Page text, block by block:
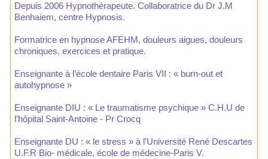
Depuis 2006 Hypnothérapeute. Collaboratrice du Dr J.M
Benhaiem, centre Hypnosis.
Formatrice en hypnose AFEHM, douleurs aigues, douleurs
chroniques, exercices et pratique.
Enseignante à l’école dentaire Paris VII : « burn-out et
autohypnose »
Enseignante DIU : « Le traumatisme psychique » C.H.U de
l’hôpital Saint-Antoine - Pr Crocq
Enseignante DU : « le stress » à l'Université René Descartes
U.F.R Bio- médicale, école de médecine-Paris V.